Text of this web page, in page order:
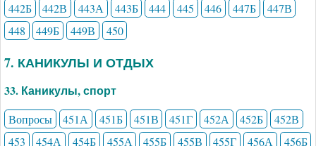
442Б
442В 443А 443Б 444 445 446 447Б
447В
448
449Б 449В 450
7. КАНИКУЛЫ И ОТДЫХ
33. Каникулы, спорт
Вопросы 451А 451Б 451В 451Г 452А 452Б
452В
453
454А 454Б 455А 455Б 455В 455Г 456А
456Б